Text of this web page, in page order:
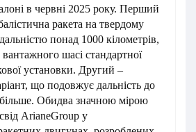
в червні 2025 року. Перший
ракета на твердому
понад 1000 кілометрів,
шасі стандартної
установки. Другий –
що подовжує дальність до
більше. Обидва значною мірою
ArianeGroup у